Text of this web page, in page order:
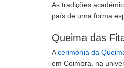
As tradições
país de uma forma
Queima das
Acerimónia da
em Coimbra, na